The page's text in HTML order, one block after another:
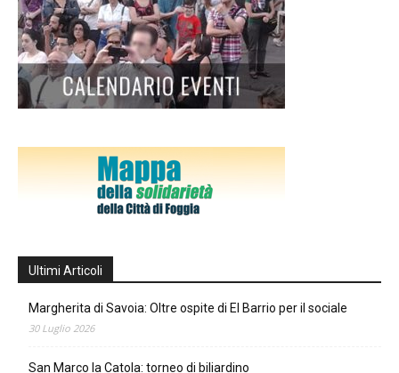
Ultimi Articoli
Margherita di Savoia: Oltre ospite di El Barrio per il sociale
30 Luglio 2026
San Marco la Catola: torneo di biliardino